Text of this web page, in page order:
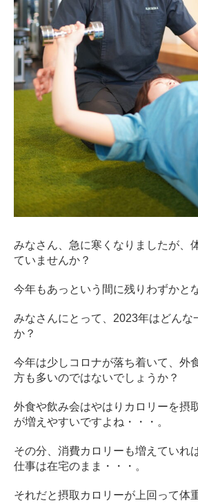
家
が
行
う
治
療
め
の
ア
ー
コ
ン
ィ
シ
ョ
ニ
ン
グ
自
由
が
みなさん、急に寒くなりましたが、
ていませんか？
今年もあっという間に残りわずかと
みなさんにとって、2023年はどんな
か？
今年は少しコロナが落ち着いて、外
方も多いのではないでしょうか？
外食や飲み会はやはりカロリーを摂
が増えやすいですよね・・・。
その分、消費カロリーも増えていれ
仕事は在宅のまま・・・。
それだと摂取カロリーが上回って体